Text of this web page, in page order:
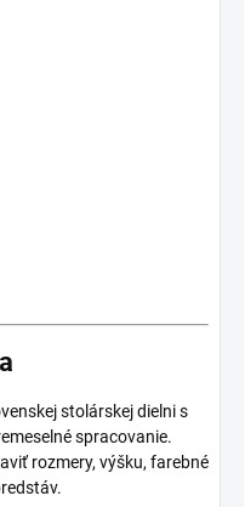
stolárskej dielni s
spracovanie.
rozmery, výšku, farebné